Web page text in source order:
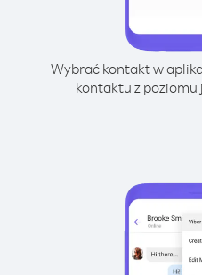
Wybrać kontakt w
kontaktu z